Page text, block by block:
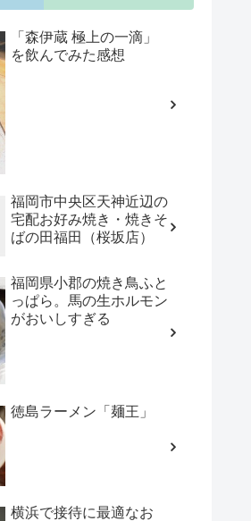
「森伊蔵 極上の一滴」
を飲んでみた感想
福岡市中央区天神近辺の
宅配お好み焼き・焼きそ
ばの田福田（桜坂店）
福岡県小郡の焼き鳥ふと
っぱら。馬の生ホルモン
がおいしすぎる
徳島ラーメン「麺王」
横浜で接待に最適なお